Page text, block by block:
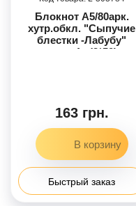
Блокнот А5/80арк.
хутр.обкл. "Сыпучие
блестки -Лабубу"
клет.,4в.(2*50)
163 грн.
Быстрый заказ